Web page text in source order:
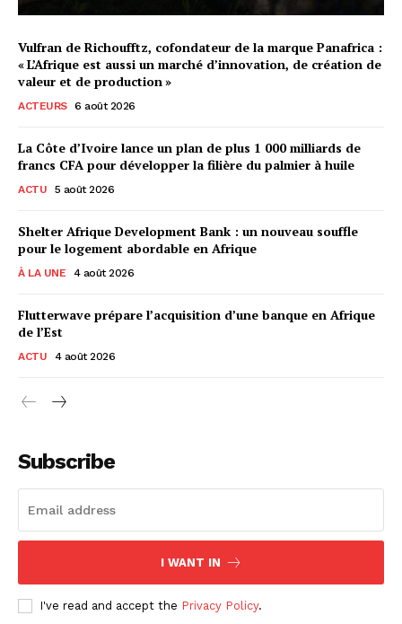
Vulfran de Richoufftz, cofondateur de la marque Panafrica :
« L’Afrique est aussi un marché d’innovation, de création de
valeur et de production »
ACTEURS 6 août 2026
La Côte d’Ivoire lance un plan de plus 1 000 milliards de
francs CFA pour développer la filière du palmier à huile
ACTU 5 août 2026
Shelter Afrique Development Bank : un nouveau souffle
pour le logement abordable en Afrique
À LA UNE 4 août 2026
Flutterwave prépare l’acquisition d’une banque en Afrique
de l’Est
ACTU 4 août 2026
Subscribe
I WANT IN
I've read and accept the Privacy Policy.